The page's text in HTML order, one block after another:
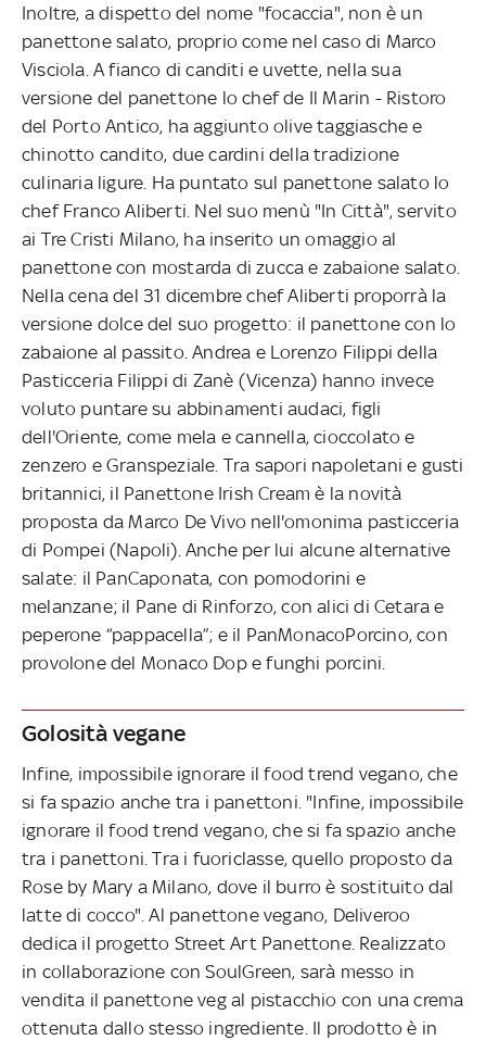
Inoltre, a dispetto del nome "focaccia", non è un
panettone salato, proprio come nel caso di Marco
Visciola. A fianco di canditi e uvette, nella sua
versione del panettone lo chef de Il Marin - Ristoro
del Porto Antico, ha aggiunto olive taggiasche e
chinotto candito, due cardini della tradizione
culinaria ligure. Ha puntato sul panettone salato lo
chef Franco Aliberti. Nel suo menù "In Città", servito
ai Tre Cristi Milano, ha inserito un omaggio al
panettone con mostarda di zucca e zabaione salato.
Nella cena del 31 dicembre chef Aliberti proporrà la
versione dolce del suo progetto: il panettone con lo
zabaione al passito. Andrea e Lorenzo Filippi della
Pasticceria Filippi di Zanè (Vicenza) hanno invece
voluto puntare su abbinamenti audaci, figli
dell'Oriente, come mela e cannella, cioccolato e
zenzero e Granspeziale. Tra sapori napoletani e gusti
britannici, il Panettone Irish Cream è la novità
proposta da Marco De Vivo nell'omonima pasticceria
di Pompei (Napoli). Anche per lui alcune alternative
salate: il PanCaponata, con pomodorini e
melanzane; il Pane di Rinforzo, con alici di Cetara e
peperone “pappacella”; e il PanMonacoPorcino, con
provolone del Monaco Dop e funghi porcini.
Golosità vegane
Infine, impossibile ignorare il food trend vegano, che
si fa spazio anche tra i panettoni. "Infine, impossibile
ignorare il food trend vegano, che si fa spazio anche
tra i panettoni. Tra i fuoriclasse, quello proposto da
Rose by Mary a Milano, dove il burro è sostituito dal
latte di cocco". Al panettone vegano, Deliveroo
dedica il progetto Street Art Panettone. Realizzato
in collaborazione con SoulGreen, sarà messo in
vendita il panettone veg al pistacchio con una crema
ottenuta dallo stesso ingrediente. Il prodotto è in